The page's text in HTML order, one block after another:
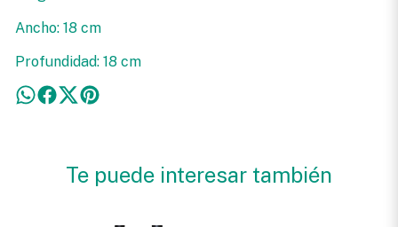
Ancho: 18 cm
Profundidad: 18 cm
Te puede interesar también